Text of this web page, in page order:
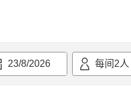
23/8/2026 每间 2人